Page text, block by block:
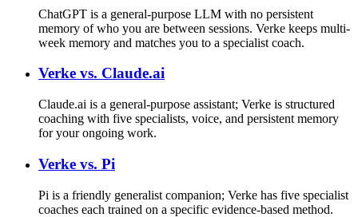
ChatGPT is a general-purpose LLM with no persistent
memory of who you are between sessions. Verke keeps multi-
week memory and matches you to a specialist coach.
Verke vs. Claude.ai
Claude.ai is a general-purpose assistant; Verke is structured
coaching with five specialists, voice, and persistent memory
for your ongoing work.
Verke vs. Pi
Pi is a friendly generalist companion; Verke has five specialist
coaches each trained on a specific evidence-based method.